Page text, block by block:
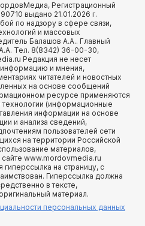
Регистрационный
выдано 21.01.2026 г.
по надзору в сфере связи,
и массовых
Балашов А.А.. Главный
Тел. 8(8342) 36-00-30,
Редакция не несет
информацию и мнения,
читателей и новостных
на основе сообщений
ресурсе применяются
(информационные
информации на основе
и анализа сведений,
пользователей сети
на территории Российской
материалов,
www.mordovmedia.ru
гиперссылка на страницу, с
Гиперссылка должна
в тексте,
материал.
персональных данных